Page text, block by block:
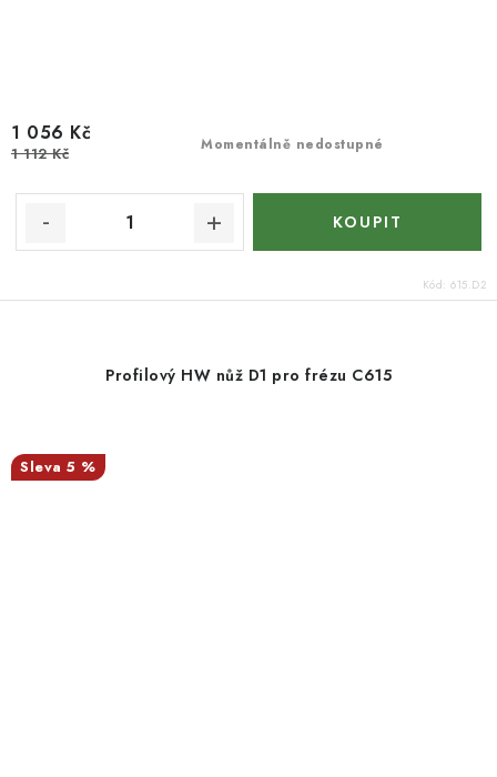
Momentálně nedostupné
1 056 Kč
1 112 Kč
Kód: 615.D2
Profilový HW nůž D1 pro frézu C615
5 %